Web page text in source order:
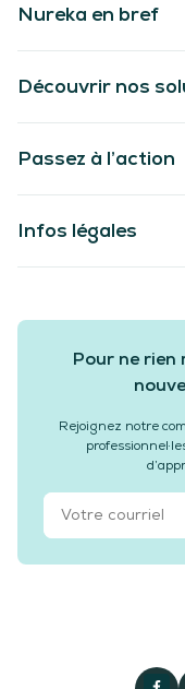
Nureka en bref
Découvrir nos
Passez à l’action
Infos légales
Pour ne rien
Rejoignez notre